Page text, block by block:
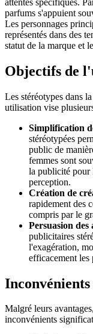
parfums s'appuient
Les personnages
représentés dans des
statut de la marque et
Objectifs de
Les stéréotypes dans
utilisation vise
Simplification
stéréotypées
public de
femmes sont
la publicité pour
perception.
Création de
rapidement des
compris par le
Persuasion
publicitaires
l'exagération,
efficacement les
Inconvénients
Malgré leurs
inconvénients